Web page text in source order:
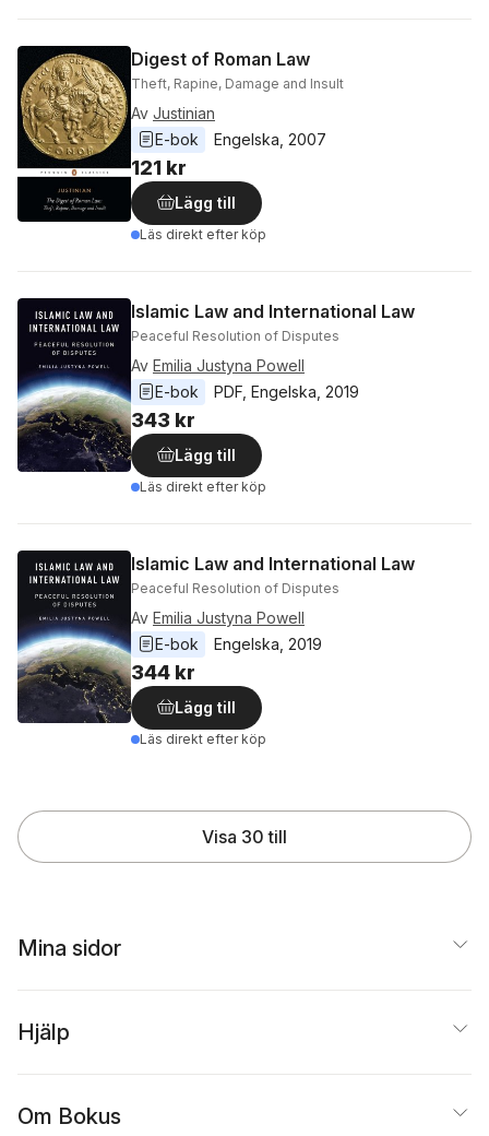
Digest of Roman Law
Theft, Rapine, Damage and Insult
Av Justinian
E-bok
Engelska, 2007
121 kr
Lägg till
Läs direkt efter köp
Islamic Law and International Law
Peaceful Resolution of Disputes
Av Emilia Justyna Powell
E-bok
PDF, Engelska, 2019
343 kr
Lägg till
Läs direkt efter köp
Islamic Law and International Law
Peaceful Resolution of Disputes
Av Emilia Justyna Powell
E-bok
Engelska, 2019
344 kr
Lägg till
Läs direkt efter köp
Visa 30 till
Mina sidor
Hjälp
Om Bokus